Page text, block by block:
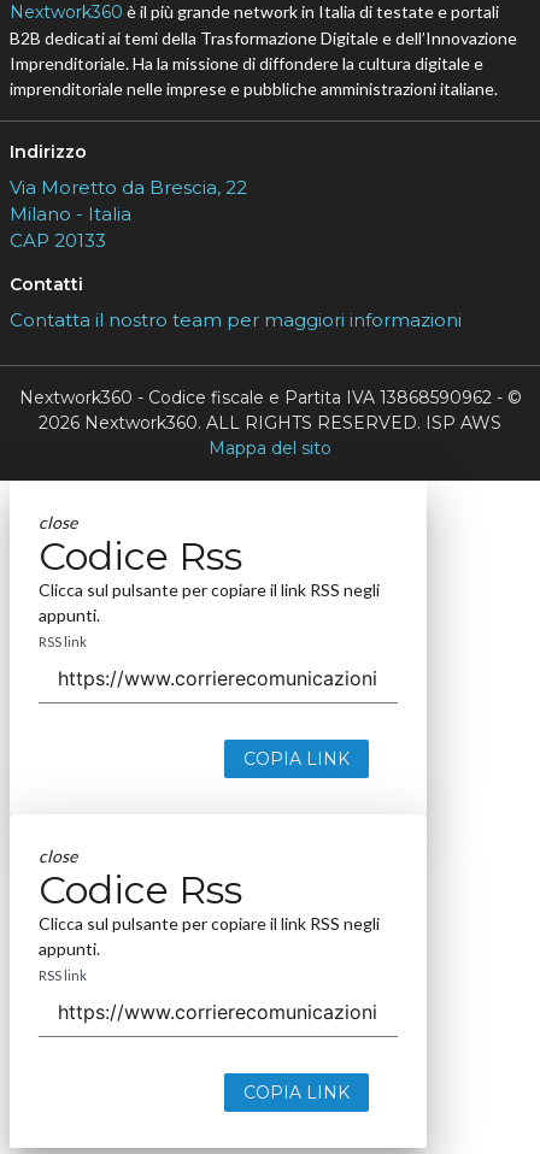
Nextwork360 è il più grande network in Italia di testate e portali
B2B dedicati ai temi della Trasformazione Digitale e dell’Innovazione
Imprenditoriale. Ha la missione di diffondere la cultura digitale e
imprenditoriale nelle imprese e pubbliche amministrazioni italiane.
Indirizzo
Via Moretto da Brescia, 22
Milano - Italia
CAP 20133
Contatti
Contatta il nostro team per maggiori informazioni
Nextwork360 - Codice fiscale e Partita IVA 13868590962 - ©
2026 Nextwork360. ALL RIGHTS RESERVED. ISP AWS
Mappa del sito
close
Codice Rss
Clicca sul pulsante per copiare il link RSS negli
appunti.
RSS link
COPIA LINK
close
Codice Rss
Clicca sul pulsante per copiare il link RSS negli
appunti.
RSS link
COPIA LINK